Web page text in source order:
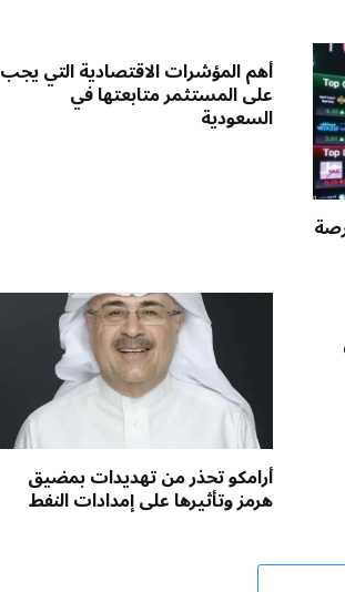
أهم المؤشرات الاقتصادية التي يجب
على المستثمر متابعتها في
السعودية
أرامكو تحذر من تهديدات بمضيق
هرمز وتأثيرها على إمدادات النفط